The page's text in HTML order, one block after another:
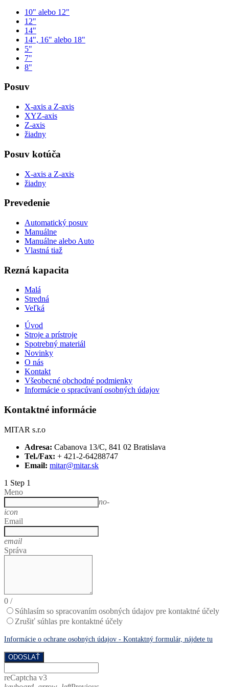
10" alebo 12"
12"
14"
14", 16" alebo 18"
5"
7"
8"
Posuv
X-axis a Z-axis
XYZ-axis
Z-axis
žiadny
Posuv kotúča
X-axis a Z-axis
žiadny
Prevedenie
Automatický posuv
Manuálne
Manuálne alebo Auto
Vlastná tiaž
Rezná kapacita
Malá
Stredná
Veľká
Úvod
Stroje a prístroje
Spotrebný materiál
Novinky
O nás
Kontakt
Všeobecné obchodné podmienky
Informácie o spracúvaní osobných údajov
Kontaktné informácie
MITAR s.r.o
Adresa: Cabanova 13/C, 841 02 Bratislava
Tel./Fax: + 421-2-64288747
Email: mitar@mitar.sk
1 Step 1
Meno
no-
icon
Email
email
Správa
0 /
Súhlasím so spracovaním osobných údajov pre kontaktné účely
Zrušiť súhlas pre kontaktné účely
Informácie o ochrane osobných údajov - Kontaktný formulár, nájdete tu
ODOSLAŤ
reCaptcha v3